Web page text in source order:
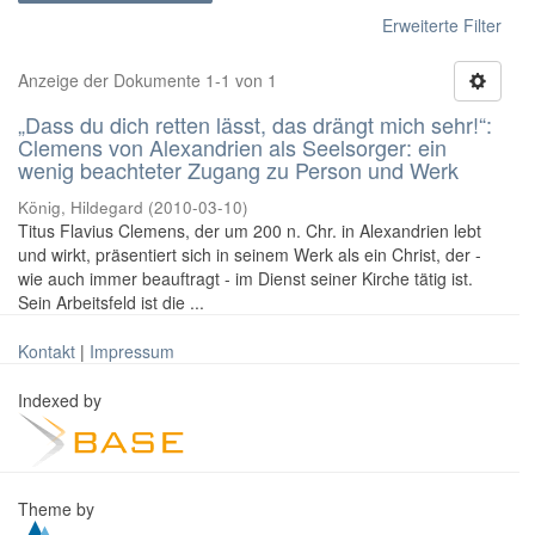
Erweiterte Filter
Anzeige der Dokumente 1-1 von 1
„Dass du dich retten lässt, das drängt mich sehr!“:
Clemens von Alexandrien als Seelsorger: ein
wenig beachteter Zugang zu Person und Werk
König, Hildegard (2010-03-10)
Titus Flavius Clemens, der um 200 n. Chr. in Alexandrien lebt
und wirkt, präsentiert sich in seinem Werk als ein Christ, der -
wie auch immer beauftragt - im Dienst seiner Kirche tätig ist.
Sein Arbeitsfeld ist die ...
Kontakt | Impressum
Indexed by
Theme by